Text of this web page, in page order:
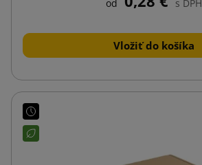
od s DPH
Vložiť do košíka